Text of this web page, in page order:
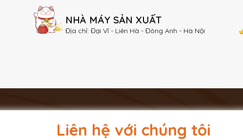
NHÀ MÁY SẢN XUẤT
Địa chỉ: Đại Vĩ - Liên Hà - Đông Anh - Hà Nội
Liên hệ với chúng tôi